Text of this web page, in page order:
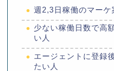
週2,3日稼働のマーケ
少ない稼働日数で高
い人
エージェントに登録
たい人